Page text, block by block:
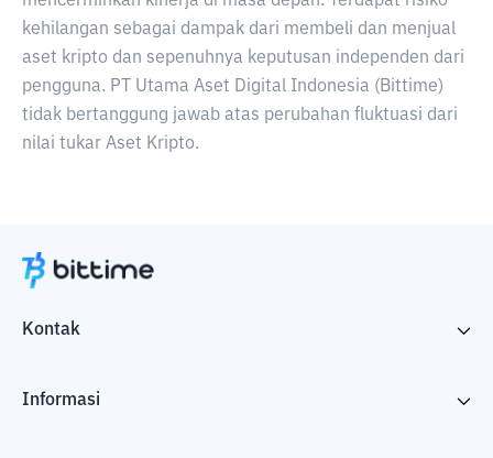
kehilangan sebagai dampak dari membeli dan menjual
aset kripto dan sepenuhnya keputusan independen dari
pengguna. PT Utama Aset Digital Indonesia (Bittime)
tidak bertanggung jawab atas perubahan fluktuasi dari
nilai tukar Aset Kripto.
Kontak
Informasi